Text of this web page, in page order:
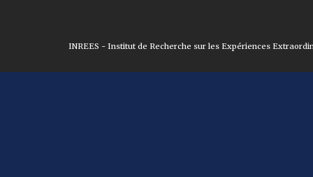
INREES - Institut de Recherche sur les Expériences